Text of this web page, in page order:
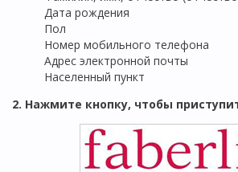
Дата рождения
Пол
Номер мобильного телефона
Адрес электронной почты
Населенный пункт
2. Нажмите кнопку, чтобы